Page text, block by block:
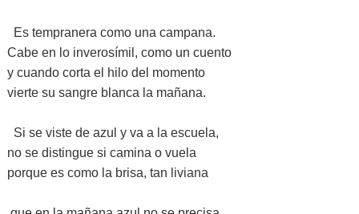
Es tempranera como una campana.
Cabe en lo inverosímil, como un cuento
y cuando corta el hilo del momento
vierte su sangre blanca la mañana.
Si se viste de azul y va a la escuela,
no se distingue si camina o vuela
porque es como la brisa, tan liviana